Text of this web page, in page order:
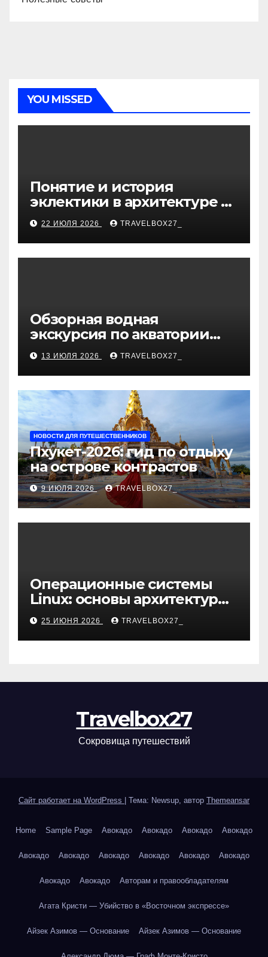
YOU MISSED
Понятие и история
эклектики в архитектуре и
дизайне интерьеров
22 ИЮЛЯ 2026 TRAVELBOX27_
Обзорная водная
экскурсия по акватории
бухты Песчаная
13 ИЮЛЯ 2026 TRAVELBOX27_
НОВОСТИ ДЛЯ ПУТЕШЕСТВЕННИКОВ
Пхукет-2026: гид по отдыху
на острове контрастов
9 ИЮЛЯ 2026 TRAVELBOX27_
Операционные системы
Linux: основы архитектуры,
компоненты и области
применения
25 ИЮНЯ 2026 TRAVELBOX27_
Travelbox27
Сокровища путешествий
Сайт работает на WordPress Тема: Newsup, автор Themeansar
Home Sample Page Авокадо Авокадо Авокадо Авокадо
Авокадо Авокадо Авокадо Авокадо Авокадо Авокадо
Авокадо Авокадо Авторам и правообладателям
Агата Кристи — Убийство в «Восточном экспрессе»
Айзек Азимов — Основание Айзек Азимов — Основание